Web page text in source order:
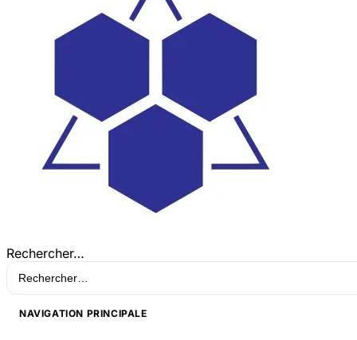
Rechercher…
NAVIGATION PRINCIPALE